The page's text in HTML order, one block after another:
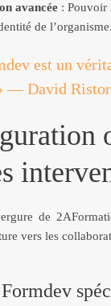
avancée: Pouvoir
de l’organisme.
est un
— David
de
vers les